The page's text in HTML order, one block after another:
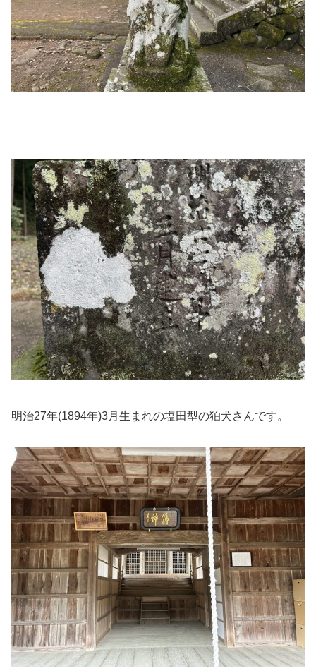
明治27年(1894年)3月生まれの塩田型の狛犬さんです。